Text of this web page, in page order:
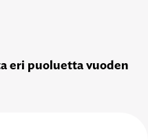
eri puoluetta vuoden